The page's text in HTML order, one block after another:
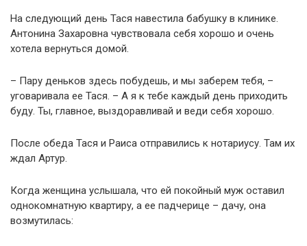
На следующий день Тася навестила бабушку в клинике.
Антонина Захаровна чувствовала себя хорошо и очень
хотела вернуться домой.
– Пару деньков здесь побудешь, и мы заберем тебя, –
уговаривала ее Тася. – А я к тебе каждый день приходить
буду. Ты, главное, выздоравливай и веди себя хорошо.
После обеда Тася и Раиса отправились к нотариусу. Там их
ждал Артур.
Когда женщина услышала, что ей покойный муж оставил
однокомнатную квартиру, а ее падчерице – дачу, она
возмутилась: